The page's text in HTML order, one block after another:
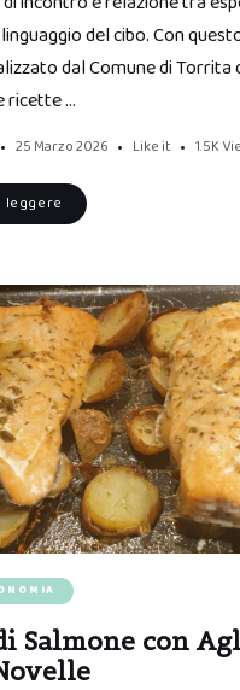
del cibo. Con
dal Comune di Torrita
ricette …
25 Marzo 2026 Like it 1.5K
leggere
Salmone con